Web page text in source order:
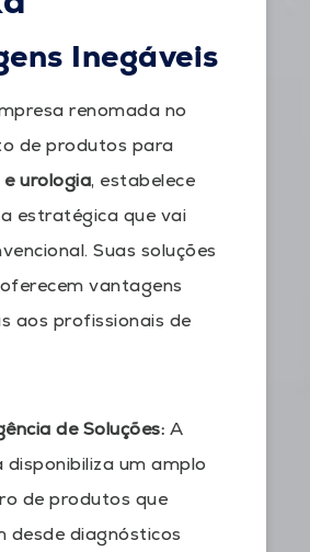
Inegáveis
renomada no
de produtos para
urologia, estabelece
estratégica que vai
Suas soluções
vantagens
aos profissionais de
de Soluções: A
disponibiliza um amplo
de produtos que
desde diagnósticos